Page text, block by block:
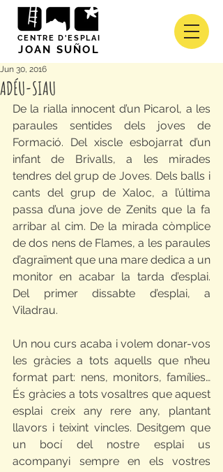
CENTRE D'ESPLAI
JOAN SUÑOL
ADÉU-SIAU
Jun 30, 2016
De la rialla innocent d’un Picarol, a les
paraules sentides dels joves de
Formació. Del xiscle esbojarrat d’un
infant de Brivalls, a les mirades
tendres del grup de Joves. Dels balls i
cants del grup de Xaloc, a l’última
passa d’una jove de Zenits que la fa
arribar al cim. De la mirada còmplice
de dos nens de Flames, a les paraules
d’agraïment que una mare dedica a un
monitor en acabar la tarda d’esplai.
Del primer dissabte d’esplai, a
Viladrau.
Un nou curs acaba i volem donar-vos
les gràcies a tots aquells que n’heu
format part: nens, monitors, famílies…
És gràcies a tots vosaltres que aquest
esplai creix any rere any, plantant
llavors i teixint vincles. Desitgem que
un bocí del nostre esplai us
acompanyi sempre en els vostres